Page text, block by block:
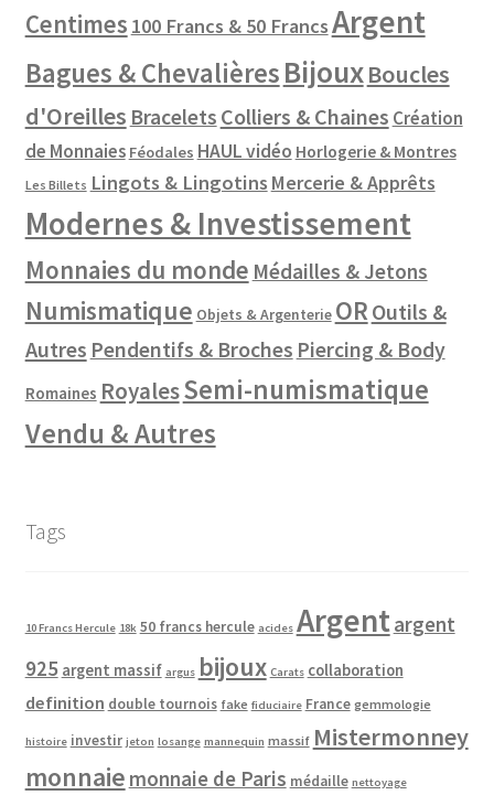
Centimes 100 Francs & 50 FrancsArgent
Bagues & ChevalièresBijouxBoucles
d'Oreilles Bracelets Colliers & Chaines Création
de Monnaies Féodales HAUL vidéo Horlogerie & Montres
Les Billets Lingots & Lingotins Mercerie & Apprêts
Modernes & Investissement
Monnaies du monde Médailles & Jetons
Numismatique Objets & Argenterie OR Outils &
Autres Pendentifs & Broches Piercing & Body
Romaines RoyalesSemi-numismatique
Vendu & Autres
Tags
10 Francs Hercule 18k 50 francs hercule acides Argentargent
925 argent massif argus bijoux Carats collaboration
definition double tournois fake fiduciaire France gemmologie
histoire investir jeton losange mannequin massif Mistermonney
monnaie monnaie de Paris médaille nettoyage